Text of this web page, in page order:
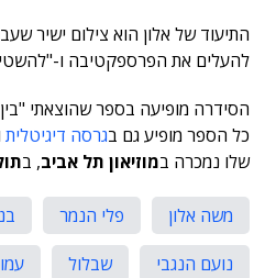
התיעוד של אלון הוא צילום ישיר
להעלים את הפרספקטיבה ו-
הסידרה מופיעה בספר שהוצאתי
כל הספר מופיע גם בגרסה דיגיטלית
שלו נמכרה במוזיאון תל אביב, ב
משה אלון פלי הנמר
נועם הנגבי
שבלול